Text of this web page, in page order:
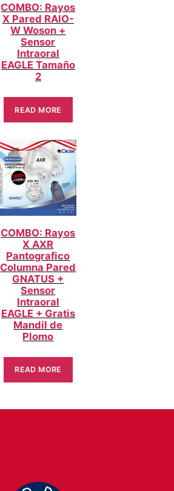
COMBO: Rayos
X Pared RAIO-
W Woson +
Sensor
Intraoral
EAGLE Tamaño
2
READ MORE
COMBO: Rayos
X AXR
Pantografico
Columna Pared
GNATUS +
Sensor
Intraoral
EAGLE + Gratis
Mandil de
Plomo
READ MORE